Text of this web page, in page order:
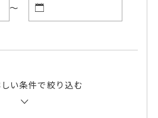
～
い条件で絞り込む